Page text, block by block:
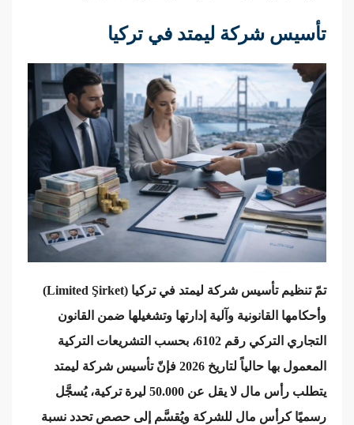
تأسيس شركة ليمتد في تركيا
تمّ تنظيم تأسيس شركة ليمتد في تركيا (Limited Şirket)
وأحكامها القانونية وآلية إدارتها وتشغيلها ضمن القانون
التجاري التركي رقم 6102، بحسب التشريعات التركية
المعمول بها حالياً لتاريخ 2026 فإنّ تأسيس شركة ليمتد
يتطلب رأس مال لا يقل عن 50.000 ليرة تركية، يُسجَّل
رسميًا كرأس مال للشركة ويُقسَّم إلى حصص تحدد نسبة